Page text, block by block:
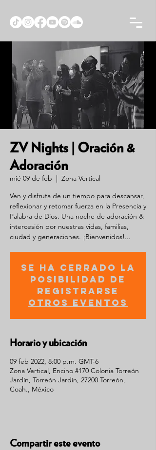
ZV Nights | Oración &
Adoración
mié 09 de feb
  |
Zona Vertical
Ven y disfruta de un tiempo para descansar,
reflexionar y retomar fuerza en la Presencia y
Palabra de Dios. Una noche de adoración &
intercesión por nuestras vidas, familias,
ciudad y generaciones. ¡Bienvenidos!...
Se ha cerrado la
posibilidad de
registrarse
Otros eventos
Horario y ubicación
09 feb 2022, 8:00 p.m. GMT-6
Zona Vertical, Encino #170 Colonia Torreón
Jardín, Torreón Jardín, 27200 Torreón,
Coah., México
Compartir este evento